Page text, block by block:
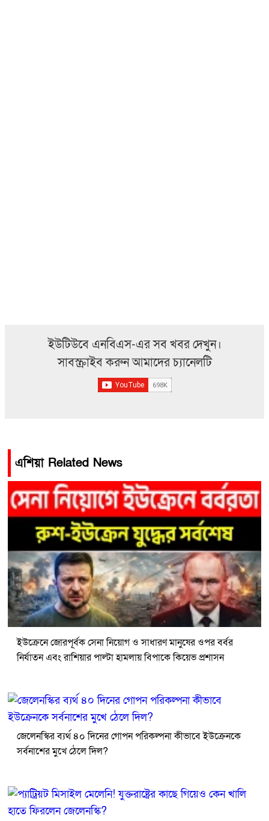
ইউটিউবে এনবিএস-এর সব খবর দেখুন।
সাবস্ক্রাইব করুন আমাদের চ্যানেলটি
এশিয়া Related News
ইউক্রেনে জোরপূর্বক সেনা নিয়োগ ও সাধারণ মানুষের ওপর বর্বর
নির্যাতন এবং রাশিয়ার পাল্টা হামলায় বিপাকে কিয়েভ প্রশাসন
জেলেনস্কির ব্যর্থ ৪০ দিনের গোপন পরিকল্পনা কীভাবে ইউক্রেনকে
সর্বনাশের মুখে ঠেলে দিল?